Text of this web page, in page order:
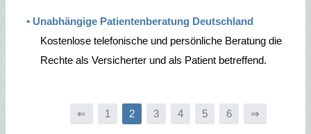
• Unabhängige Patientenberatung Deutschland
Kostenlose telefonische und persönliche Beratung die
Rechte als Versicherter und als Patient betreffend.
⇐ 1 2 3 4 5 6 ⇒